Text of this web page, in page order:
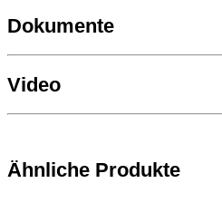
Dokumente
Video
Ähnliche Produkte